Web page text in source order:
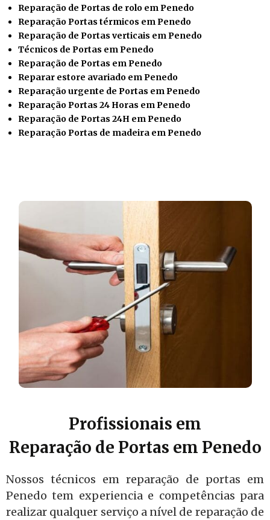
Reparação de Portas de rolo em Penedo
Reparação Portas térmicos em Penedo
Reparação de Portas verticais em Penedo
Técnicos de Portas em Penedo
Reparação de Portas em Penedo
Reparar estore avariado em Penedo
Reparação urgente de Portas em Penedo
Reparação Portas 24 Horas em Penedo
Reparação de Portas 24H em Penedo
Reparação Portas de madeira em Penedo
Profissionais em
Reparação de Portas em Penedo
Nossos técnicos em reparação de portas em
Penedo tem experiencia e competências para
realizar qualquer serviço a nível de reparação de